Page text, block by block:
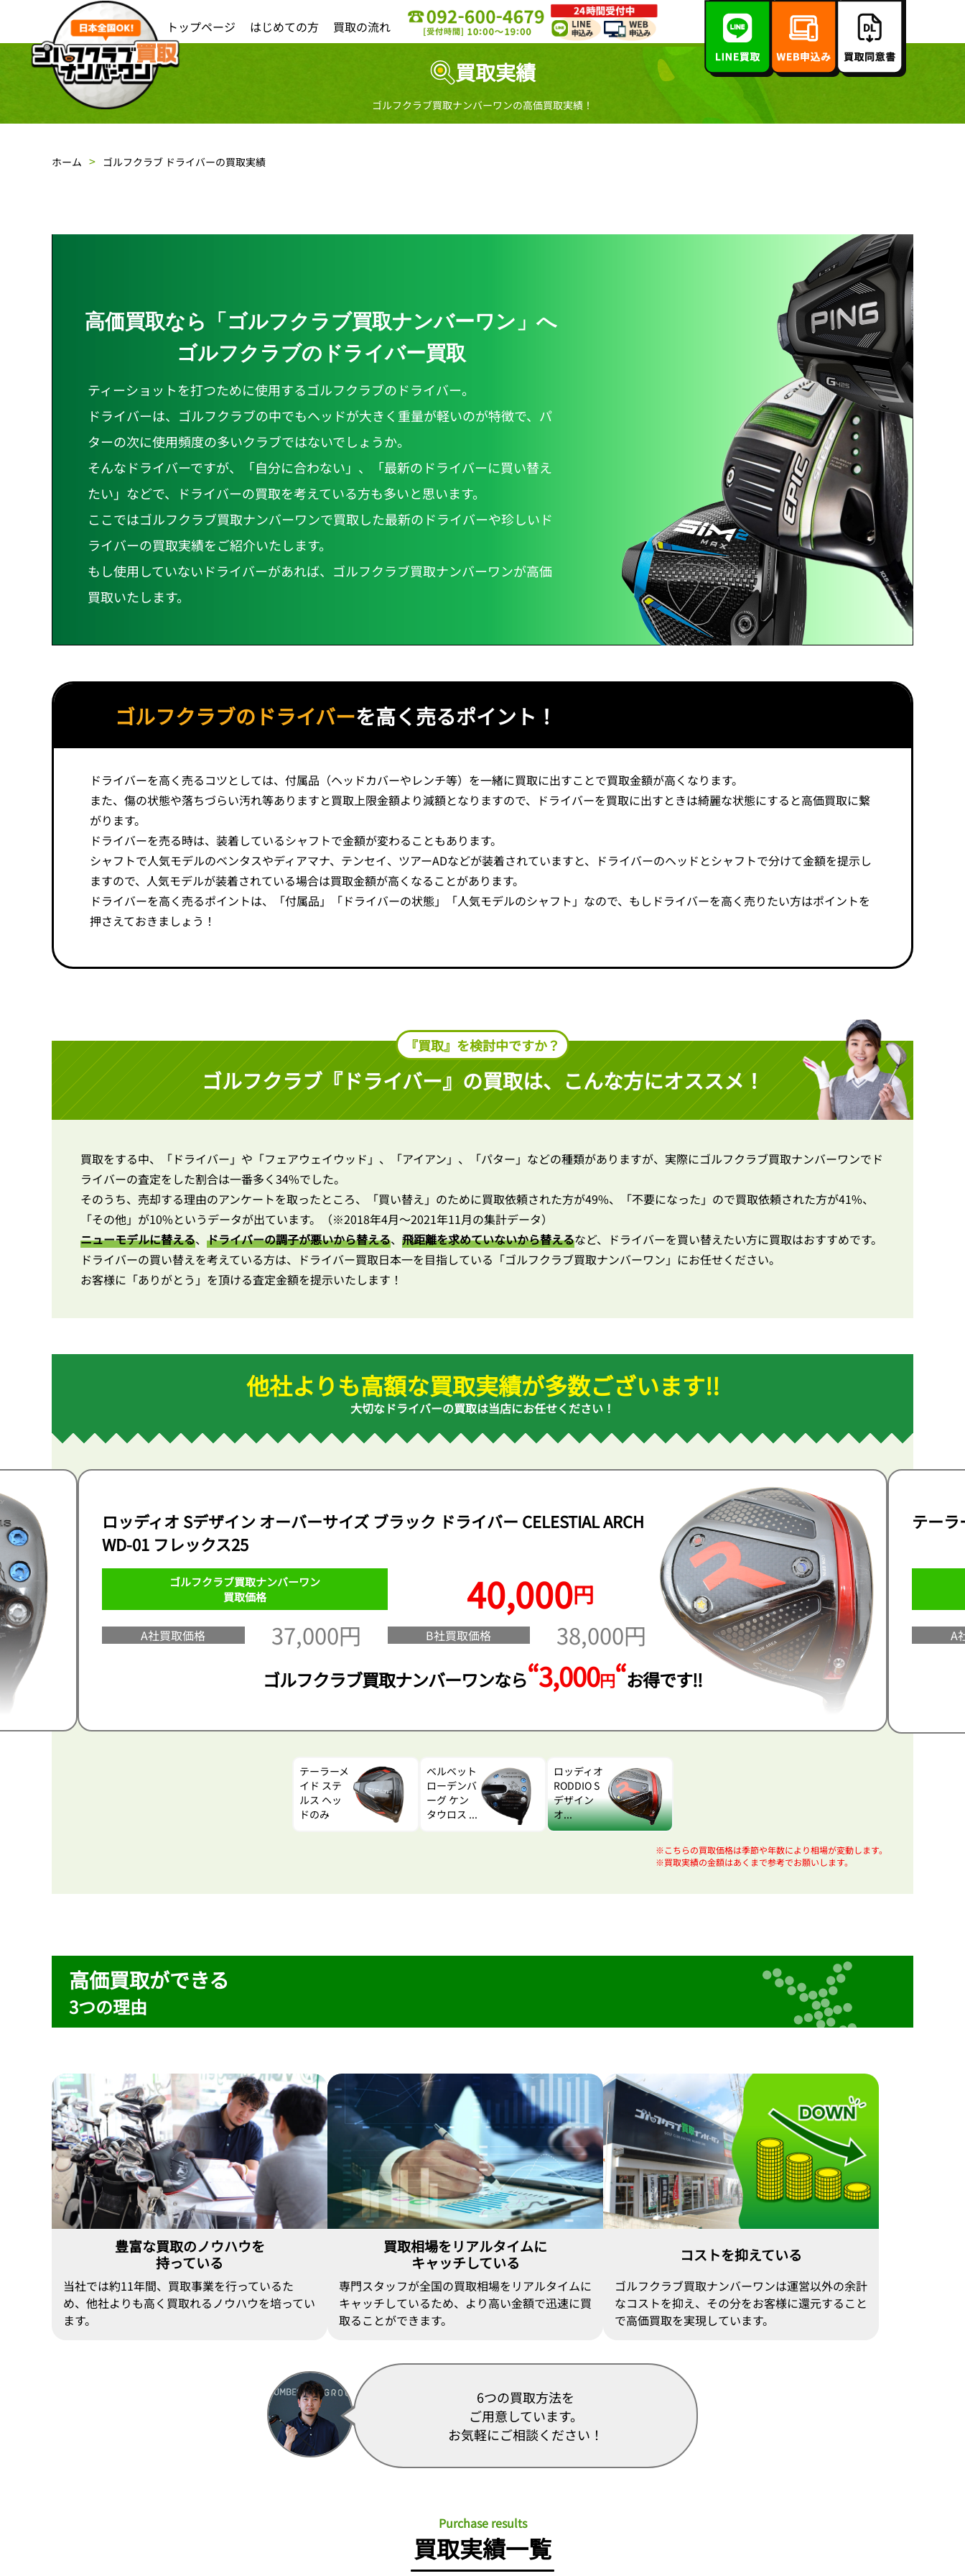
トップページ はじめての方 買取の流れ
買取実績
ゴルフクラブ買取ナンバーワンの高価買取実績！
ホーム ゴルフクラブ ドライバーの買取実績
高価買取なら「ゴルフクラブ買取ナンバーワン」へ
ゴルフクラブのドライバー買取
ティーショットを打つために使用するゴルフクラブのドライバー。
ドライバーは、ゴルフクラブの中でもヘッドが大きく重量が軽いのが特徴で、パ
ターの次に使用頻度の多いクラブではないでしょうか。
そんなドライバーですが、「自分に合わない」、「最新のドライバーに買い替え
たい」などで、ドライバーの買取を考えている方も多いと思います。
ここではゴルフクラブ買取ナンバーワンで買取した最新のドライバーや珍しいド
ライバーの買取実績をご紹介いたします。
もし使用していないドライバーがあれば、ゴルフクラブ買取ナンバーワンが高価
買取いたします。
ゴルフクラブのドライバーを高く売るポイント！
ドライバーを高く売るコツとしては、付属品（ヘッドカバーやレンチ等）を一緒に買取に出すことで買取金額が高くなります。
また、傷の状態や落ちづらい汚れ等ありますと買取上限金額より減額となりますので、ドライバーを買取に出すときは綺麗な状態にすると高価買取に繋
がります。
ドライバーを売る時は、装着しているシャフトで金額が変わることもあります。
シャフトで人気モデルのベンタスやディアマナ、テンセイ、ツアーADなどが装着されていますと、ドライバーのヘッドとシャフトで分けて金額を提示し
ますので、人気モデルが装着されている場合は買取金額が高くなることがあります。
ドライバーを高く売るポイントは、「付属品」「ドライバーの状態」「人気モデルのシャフト」なので、もしドライバーを高く売りたい方はポイントを
押さえておきましょう！
『買取』を検討中ですか？
ゴルフクラブ『ドライバー』の買取は、こんな方にオススメ！
買取をする中、「ドライバー」や「フェアウェイウッド」、「アイアン」、「パター」などの種類がありますが、実際にゴルフクラブ買取ナンバーワンでド
ライバーの査定をした割合は一番多く34%でした。
そのうち、売却する理由のアンケートを取ったところ、「買い替え」のために買取依頼された方が49%、「不要になった」ので買取依頼された方が41%、
「その他」が10%というデータが出ています。（※2018年4月～2021年11月の集計データ）
ニューモデルに替える、 ドライバーの調子が悪いから替える、 飛距離を求めていないから替えるなど、ドライバーを買い替えたい方に買取はおすすめです。
ドライバーの買い替えを考えている方は、ドライバー買取日本一を目指している「ゴルフクラブ買取ナンバーワン」にお任せください。
お客様に「ありがとう」を頂ける査定金額を提示いたします！
他社よりも高額な買取実績が多数ございます!!
大切なドライバーの買取は当店にお任せください！
ロッディオ Sデザイン オーバーサイズ ブラック ドライバー CELESTIAL ARCH
WD-01 フレックス25
ゴルフクラブ買取ナンバーワン
買取価格
40,000円
A社買取価格 37,000円 B社買取価格 38,000円
ゴルフクラブ買取ナンバーワンなら“3,000円“お得です!!
テー
A
テーラーメ
イド ステ
ルス ヘッ
ドのみ
ベルベット
ローデンバ
ーグ ケン
タウロス ...
ロッディオ
RODDIO S
デザイン
オ...
※こちらの買取価格は季節や年数により相場が変動します。
※買取実績の金額はあくまで参考でお願いします。
高価買取ができる
3つの理由
豊富な買取のノウハウを
持っている
当社では約11年間、買取事業を行っているた
め、他社よりも高く買取れるノウハウを培ってい
ます。
買取相場をリアルタイムに
キャッチしている
専門スタッフが全国の買取相場をリアルタイムに
キャッチしているため、より高い金額で迅速に買
取ることができます。
コストを抑えている
ゴルフクラブ買取ナンバーワンは運営以外の余計
なコストを抑え、その分をお客様に還元すること
で高価買取を実現しています。
6つの買取方法を
ご用意しています。
お気軽にご相談ください！
Purchase results
買取実績一覧